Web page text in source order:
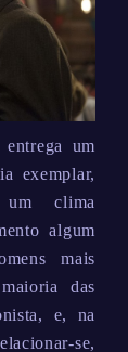
um
exemplar,
clima
algum
mais
das
e, na
se,